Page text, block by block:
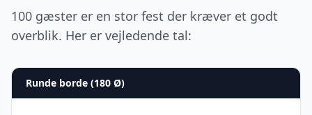
100 gæster er en stor fest der kræver et godt
overblik. Her er vejledende tal:
Runde borde (180 Ø)